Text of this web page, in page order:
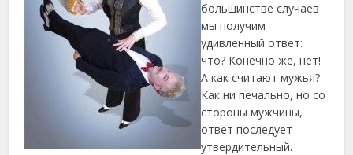
большинстве случаев
мы получим
удивленный ответ:
что? Конечно же, нет!
А как считают мужья?
Как ни печально, но со
стороны мужчины,
ответ последует
утвердительный.